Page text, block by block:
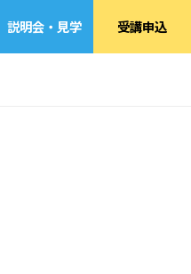
説明会・見学 受講申込